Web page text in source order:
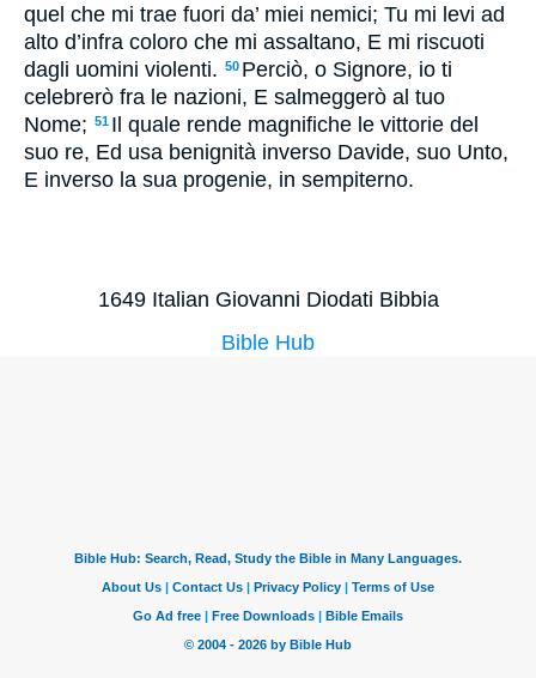
quel che mi trae fuori da’ miei nemici; Tu mi levi ad
alto d’infra coloro che mi assaltano, E mi riscuoti
dagli uomini violenti. 50 Perciò, o Signore, io ti
celebrerò fra le nazioni, E salmeggerò al tuo
Nome; 51 Il quale rende magnifiche le vittorie del
suo re, Ed usa benignità inverso Davide, suo Unto,
E inverso la sua progenie, in sempiterno.
1649 Italian Giovanni Diodati Bibbia
Bible Hub